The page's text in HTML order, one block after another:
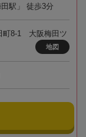
駅」 徒歩3分
町8-1 大阪梅田ツ
地図